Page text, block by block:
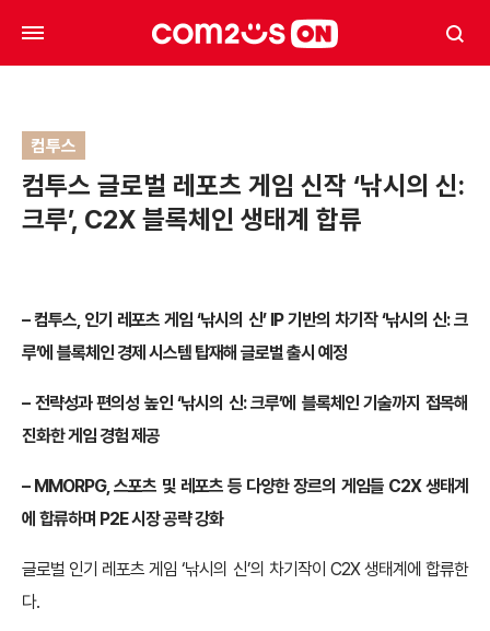
컴투스
컴투스 글로벌 레포츠 게임 신작 ‘낚시의 신:
크루’, C2X 블록체인 생태계 합류
– 컴투스, 인기 레포츠 게임 ‘낚시의 신’ IP 기반의 차기작 ‘낚시의 신: 크
루’에 블록체인 경제 시스템 탑재해 글로벌 출시 예정
– 전략성과 편의성 높인 ‘낚시의 신: 크루’에 블록체인 기술까지 접목해
진화한 게임 경험 제공
– MMORPG, 스포츠 및 레포츠 등 다양한 장르의 게임들 C2X 생태계
에 합류하며 P2E 시장 공략 강화
글로벌 인기 레포츠 게임 ‘낚시의 신’의 차기작이 C2X 생태계에 합류한
다.